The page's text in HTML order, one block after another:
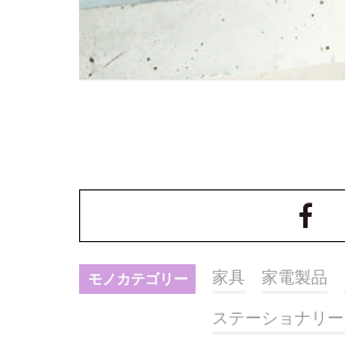
モノカテゴリー 家具 家電製品
ステーショナリ